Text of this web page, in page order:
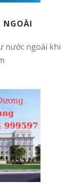
nước ngoài khi